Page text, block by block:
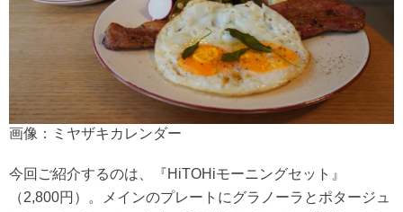
画像：ミヤザキカレンダー
今回ご紹介するのは、『HiTOHiモーニングセット』
（2,800円）。メインのプレートにグラノーラとポタージュ